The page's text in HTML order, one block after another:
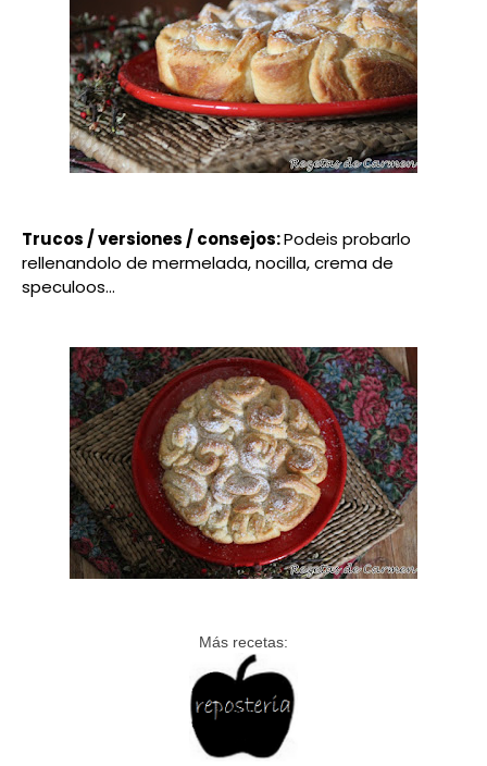
Trucos / versiones / consejos:Podeis probarlo
rellenandolo de mermelada, nocilla, crema de
speculoos...
Más recetas: